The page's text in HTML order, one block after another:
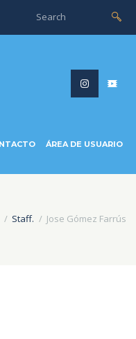
ÁREA DE USUARIO
Staff. Jose Gómez Farrús